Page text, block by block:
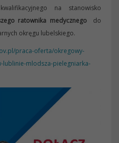
na stanowisko
ratownika medycznego
do
okręgu lubelskiego.
praca-oferta/okregowy-
lublinie-mlodsza-pielegniarka-